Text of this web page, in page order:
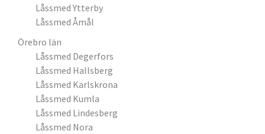
Låssmed Ytterby
Låssmed Åmål
Örebro län
Låssmed Degerfors
Låssmed Hallsberg
Låssmed Karlskrona
Låssmed Kumla
Låssmed Lindesberg
Låssmed Nora